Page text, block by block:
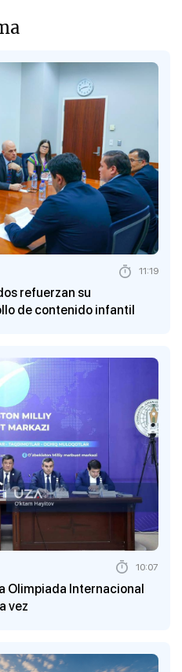
refuerzan su
de contenido infantil
11:19
Olimpiada Internacional
vez
10:07